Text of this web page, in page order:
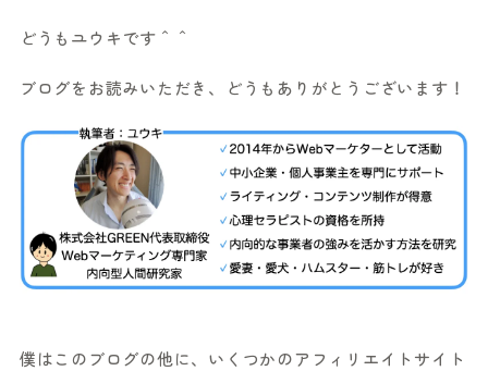
どうもユウキです＾＾
ブログをお読みいただき、どうもありがとうございます！
僕はこのブログの他に、いくつかのアフィリエイトサイト